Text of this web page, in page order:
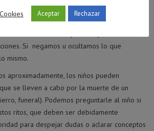
aprender a expresar lo que sienten y, entre
su dolor por la muerte de la persona
Si negamos u ocultamos lo que
mismo.
aproximadamente, los niños pueden
se lleven a cabo por la muerte de un
funeral). Podemos preguntarle al niño si
ritos, que deben ser debidamente
para despejar dudas o aclarar conceptos
Aceptar Rechazar